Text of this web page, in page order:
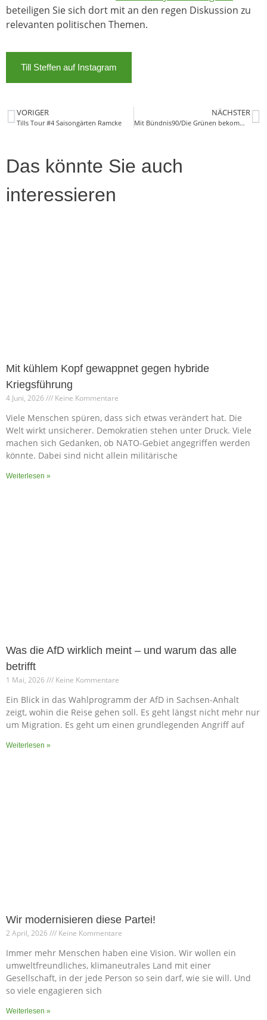
beteiligen Sie sich dort mit an den regen Diskussion zu
relevanten politischen Themen.
Till Steffen auf Instagram
VORIGER
Tills Tour #4 Saisongärten Ramcke
NÄCHSTER
Mit Bündnis90/Die Grünen bekommt die Rechtspolitik mehr Gewicht!
Das könnte Sie auch
interessieren
Mit kühlem Kopf gewappnet gegen hybride
Kriegsführung
4 Juni, 2026 Keine Kommentare
Viele Menschen spüren, dass sich etwas verändert hat. Die
Welt wirkt unsicherer. Demokratien stehen unter Druck. Viele
machen sich Gedanken, ob NATO-Gebiet angegriffen werden
könnte. Dabei sind nicht allein militärische
Weiterlesen »
Was die AfD wirklich meint – und warum das alle
betrifft
1 Mai, 2026 Keine Kommentare
Ein Blick in das Wahlprogramm der AfD in Sachsen-Anhalt
zeigt, wohin die Reise gehen soll. Es geht längst nicht mehr nur
um Migration. Es geht um einen grundlegenden Angriff auf
Weiterlesen »
Wir modernisieren diese Partei!
2 April, 2026 Keine Kommentare
Immer mehr Menschen haben eine Vision. Wir wollen ein
umweltfreundliches, klimaneutrales Land mit einer
Gesellschaft, in der jede Person so sein darf, wie sie will. Und
so viele engagieren sich
Weiterlesen »